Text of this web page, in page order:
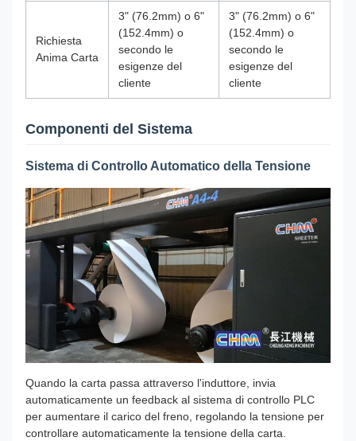
Richiesta
Anima Carta
3" (76.2mm) o 6"
(152.4mm) o
secondo le
esigenze del
cliente
3" (76.2mm) o 6"
(152.4mm) o
secondo le
esigenze del
cliente
Componenti del Sistema
Sistema di Controllo Automatico della Tensione
Quando la carta passa attraverso l'induttore, invia
automaticamente un feedback al sistema di controllo PLC
per aumentare il carico del freno, regolando la tensione per
controllare automaticamente la tensione della carta.